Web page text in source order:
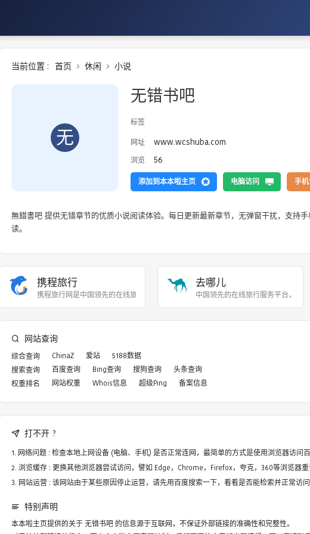
当前位置 : 首页 休闲 小说
无
无错书吧
标签
网址
www.wcshuba.com
浏览 56
添加到本本啦主页 电脑访问 手
無錯書吧 提供无错章节的优质小说阅读体验。每日更新最新章节，无弹窗干扰，支持
读。
携程旅行
携程旅行网是中国领先的在线旅行服务公司，向超过90
去哪儿
中国领先的在线旅行服务平台，提
网站查询
综合查询 ChinaZ 爱站
5188数据
搜索查询
百度查询 Bing查询 搜狗查询
头条查询
权重排名
网站权重 Whois信息 超级Ping 备案信息
打不开 ?
网络问题 : 检查本地上网设备 (电脑、手机) 是否正常连网，最简单的方式是使用浏览器访问
浏览缓存 : 更换其他浏览器尝试访问，譬如 Edge，Chrome，Firefox，夸克，360等浏览器重
网站运营 : 该网站由于某些原因停止运营，请先用百度搜索一下，看看是否能检索并正常访问
特别声明
本本啦主页提供的关于无错书吧的信息源于互联网，不保证外部链接的准确性和完整性。